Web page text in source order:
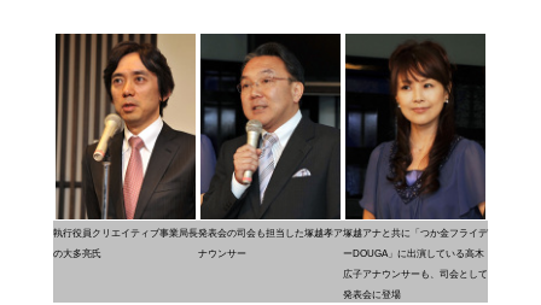
執行役員クリエイティブ事業局長
の大多亮氏
発表会の司会も担当した塚越孝ア
ナウンサー
塚越アナと共に「つか金フライデ
ーDOUGA」に出演している高木
広子アナウンサーも、司会として
発表会に登場